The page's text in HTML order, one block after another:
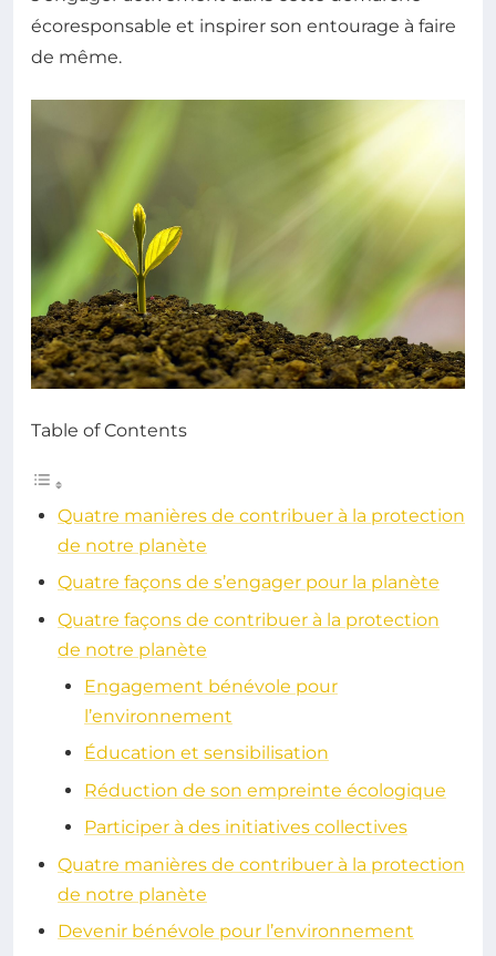
écoresponsable et inspirer son entourage à faire
de même.
Table of Contents
Quatre manières de contribuer à la protection
de notre planète
Quatre façons de s’engager pour la planète
Quatre façons de contribuer à la protection
de notre planète
Engagement bénévole pour
l’environnement
Éducation et sensibilisation
Réduction de son empreinte écologique
Participer à des initiatives collectives
Quatre manières de contribuer à la protection
de notre planète
Devenir bénévole pour l’environnement